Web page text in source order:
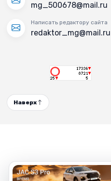
mg_500678@mail.ru
Написать редактору сайта
redaktor_mg@mail.ru
Наверх